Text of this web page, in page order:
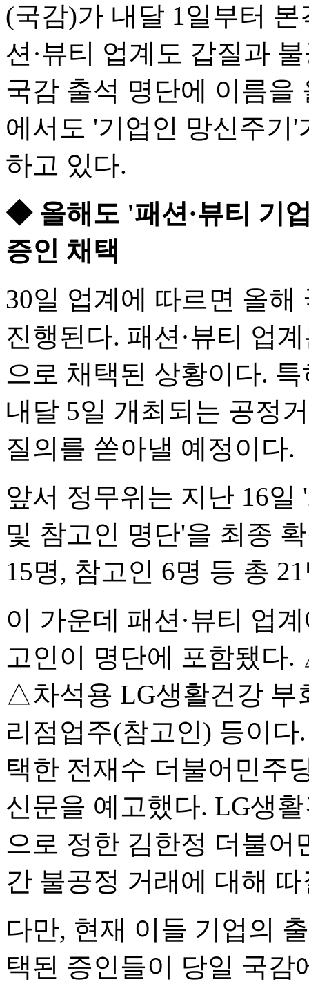
(국감)가 내달 1일부터
션·뷰티 업계도 갑질과
국감 출석 명단에 이름을
에서도 '기업인 망신주기
하고 있다.
◆ 올해도 '패션·뷰티 기
증인 채택
30일 업계에 따르면 올해
진행된다. 패션·뷰티 업
으로 채택된 상황이다.
내달 5일 개최되는 공정
질의를 쏟아낼 예정이다.
앞서 정무위는 지난 16일
및 참고인 명단'을 최종
15명, 참고인 6명 등 총
이 가운데 패션·뷰티 업
고인이 명단에 포함됐다
△차석용 LG생활건강
리점업주(참고인) 등이
택한 전재수 더불어민주
신문을 예고했다. LG생
으로 정한 김한정 더불어
간 불공정 거래에 대해
다만, 현재 이들 기업의
택된 증인들이 당일 국감